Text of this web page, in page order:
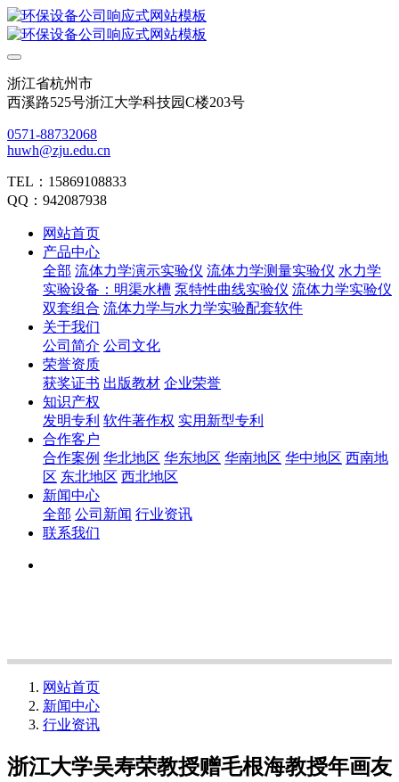
浙江省杭州市
西溪路525号浙江大学科技园C楼203号
0571-88732068
huwh@zju.edu.cn
TEL：15869108833
QQ：942087938
网站首页
产品中心
全部 流体力学演示实验仪 流体力学测量实验仪 水力学
实验设备：明渠水槽 泵特性曲线实验仪 流体力学实验仪
双套组合 流体力学与水力学实验配套软件
关于我们
公司简介 公司文化
荣誉资质
获奖证书 出版教材 企业荣誉
知识产权
发明专利 软件著作权 实用新型专利
合作客户
合作案例 华北地区 华东地区 华南地区 华中地区 西南地
区 东北地区 西北地区
新闻中心
全部 公司新闻 行业资讯
联系我们
网站首页
新闻中心
行业资讯
浙江大学吴寿荣教授赠毛根海教授年画友